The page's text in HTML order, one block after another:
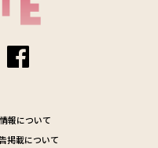
報について
掲載について